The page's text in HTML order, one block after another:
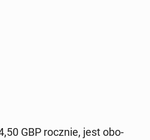
GBP rocznie, jest obo­